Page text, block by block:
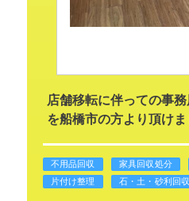
店舗移転に伴っての事
を船橋市の方より頂けま
不用品回収 家具回収処分
片付け整理
石・土・砂利回収